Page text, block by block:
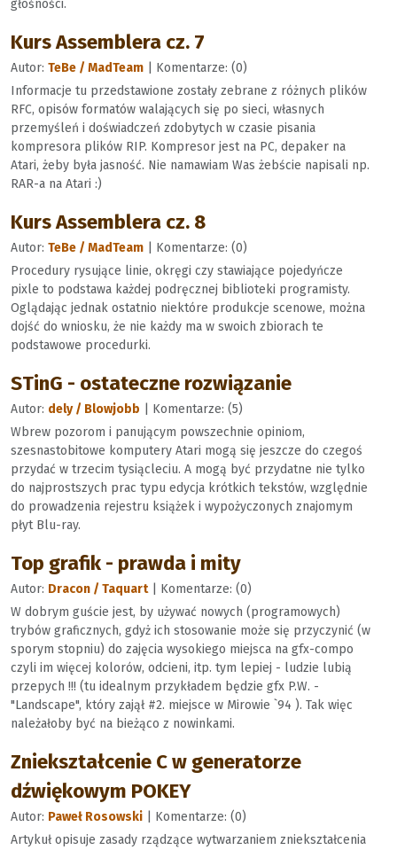
głośności.
Kurs Assemblera cz. 7
Autor: TeBe / MadTeam | Komentarze: (0)
Informacje tu przedstawione zostały zebrane z różnych plików
RFC, opisów formatów walających się po sieci, własnych
przemyśleń i doświadczeń zdobytych w czasie pisania
kompresora plików RIP. Kompresor jest na PC, depaker na
Atari, żeby była jasność. Nie namawiam Was żebście napisali np.
RAR-a na Atari :)
Kurs Assemblera cz. 8
Autor: TeBe / MadTeam | Komentarze: (0)
Procedury rysujące linie, okręgi czy stawiające pojedyńcze
pixle to podstawa każdej podręcznej biblioteki programisty.
Oglądając jednak ostatnio niektóre produkcje scenowe, można
dojść do wniosku, że nie każdy ma w swoich zbiorach te
podstawowe procedurki.
STinG - ostateczne rozwiązanie
Autor: dely / Blowjobb | Komentarze: (5)
Wbrew pozorom i panującym powszechnie opiniom,
szesnastobitowe komputery Atari mogą się jeszcze do czegoś
przydać w trzecim tysiącleciu. A mogą być przydatne nie tylko
do najprostszych prac typu edycja krótkich tekstów, względnie
do prowadzenia rejestru książek i wypożyczonych znajomym
płyt Blu-ray.
Top grafik - prawda i mity
Autor: Dracon / Taquart| Komentarze: (0)
W dobrym guście jest, by używać nowych (programowych)
trybów graficznych, gdyż ich stosowanie może się przyczynić (w
sporym stopniu) do zajęcia wysokiego miejsca na gfx-compo
czyli im więcej kolorów, odcieni, itp. tym lepiej - ludzie lubią
przepych !!! (tu idealnym przykładem będzie gfx P.W. -
"Landscape", który zajął #2. miejsce w Mirowie `94 ). Tak więc
należałoby być na bieżąco z nowinkami.
Zniekształcenie C w generatorze
dźwiękowym POKEY
Autor: Paweł Rosowski | Komentarze: (0)
Artykuł opisuje zasady rządzące wytwarzaniem zniekształcenia